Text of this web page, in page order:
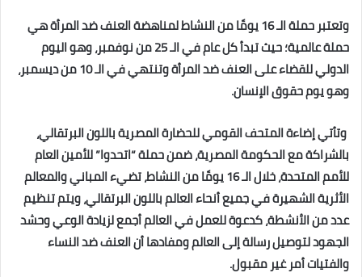
وتعتبر حملة الـ 16 يومًا من النشاط لمناهضة العنف ضد المرأة هي
حملة عالمية؛ حيث تبدأ كل عام في الـ 25 من نوفمبر، وهو اليوم
الدولي للقضاء على العنف ضد المرأة وتنتهي في الـ 10 من ديسمبر،
وهو يوم حقوق الإنسان.
وتأتي إضاءة المتحف القومي للحضارة المصرية باللون البرتقالي،
بالشراكة مع الحكومة المصرية، ضمن حملة “اتحدوا” للأمين العام
للأمم المتحدة، خلال الـ 16 يومًا من النشاط، تضيء المباني والمعالم
الأثرية الشهيرة في جميع أنحاء العالم باللون البرتقالي، ويتم تنظيم
عدد من الأنشطة، كدعوة للعمل في العالم أجمع لزيادة الوعي وحشد
الجهود لتوصيل رسالة إلى العالم ومفادها أن العنف ضد النساء
والفتيات أمر غير مقبول.